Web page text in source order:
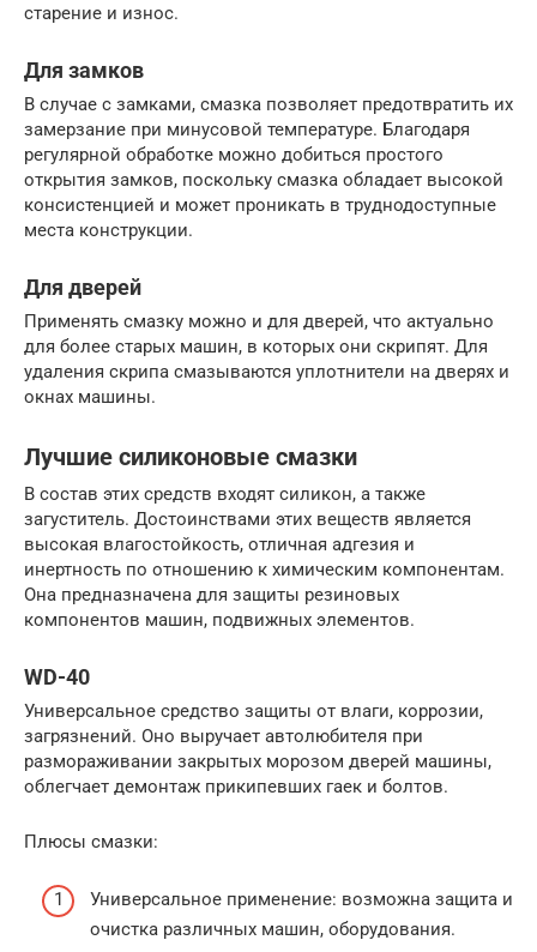
старение и износ.
Для замков
В случае с замками, смазка позволяет предотвратить их
замерзание при минусовой температуре. Благодаря
регулярной обработке можно добиться простого
открытия замков, поскольку смазка обладает высокой
консистенцией и может проникать в труднодоступные
места конструкции.
Для дверей
Применять смазку можно и для дверей, что актуально
для более старых машин, в которых они скрипят. Для
удаления скрипа смазываются уплотнители на дверях и
окнах машины.
Лучшие силиконовые смазки
В состав этих средств входят силикон, а также
загуститель. Достоинствами этих веществ является
высокая влагостойкость, отличная адгезия и
инертность по отношению к химическим компонентам.
Она предназначена для защиты резиновых
компонентов машин, подвижных элементов.
WD-40
Универсальное средство защиты от влаги, коррозии,
загрязнений. Оно выручает автолюбителя при
размораживании закрытых морозом дверей машины,
облегчает демонтаж прикипевших гаек и болтов.
Плюсы смазки:
Универсальное применение: возможна защита и
очистка различных машин, оборудования.